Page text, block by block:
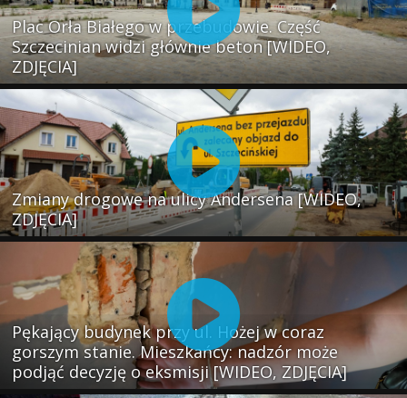
Plac Orła Białego w przebudowie. Część
Szczecinian widzi głównie beton [WIDEO,
ZDJĘCIA]
Zmiany drogowe na ulicy Andersena [WIDEO,
ZDJĘCIA]
Pękający budynek przy ul. Hożej w coraz
gorszym stanie. Mieszkańcy: nadzór może
podjąć decyzję o eksmisji [WIDEO, ZDJĘCIA]